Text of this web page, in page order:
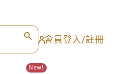
會員登入/註冊
New!